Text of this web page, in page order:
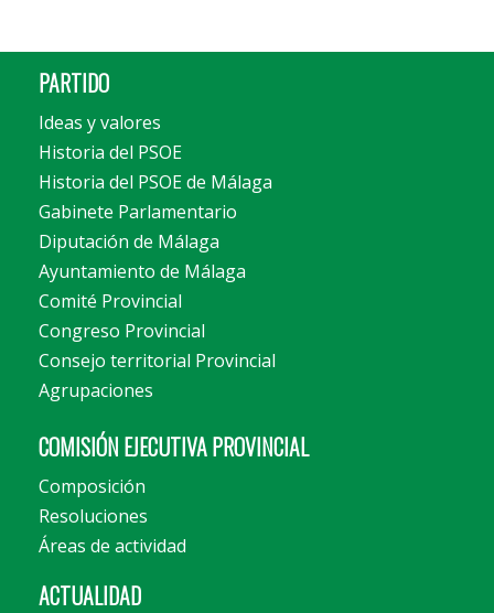
PARTIDO
Ideas y valores
Historia del PSOE
Historia del PSOE de Málaga
Gabinete Parlamentario
Diputación de Málaga
Ayuntamiento de Málaga
Comité Provincial
Congreso Provincial
Consejo territorial Provincial
Agrupaciones
COMISIÓN EJECUTIVA PROVINCIAL
Composición
Resoluciones
Áreas de actividad
ACTUALIDAD